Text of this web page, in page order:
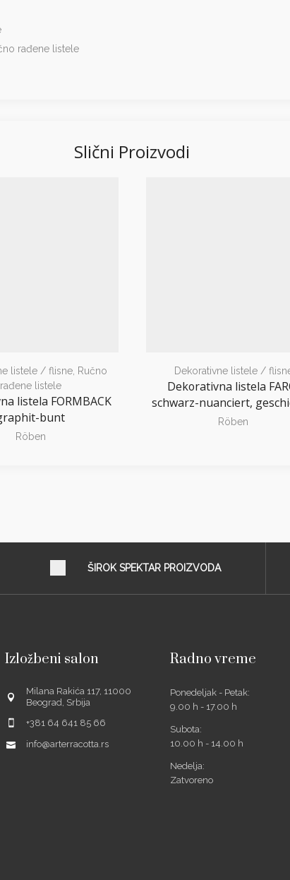
rađene listele
Slični Proizvodi
listele / flisne, Ručno
rađene listele
listela FORMBACK
bunt
Röben
Dekorativne listele /
Dekorativna listela
schwarz-nuanciert,
Röben
ŠIROK SPEKTAR PROIZVODA
Izložbeni salon
Milana Rakića 117, 11000
Beograd, Srbija
+381 64 641 85 66
info@arterracotta.rs
Radno vreme
Ponedeljak - Petak:
9.00 h - 17.00 h
Subota:
10.00 h - 14.00 h
Nedelja:
Zatvoreno